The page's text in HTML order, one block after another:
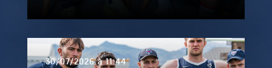
30/07/2026 à 11:44